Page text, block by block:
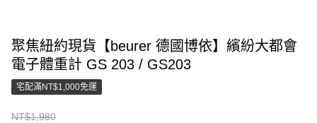
聚焦紐約現貨【beurer 德國博依】繽紛大都會
電子體重計 GS 203 / GS203
宅配滿NT$1,000免運
NT$1,980